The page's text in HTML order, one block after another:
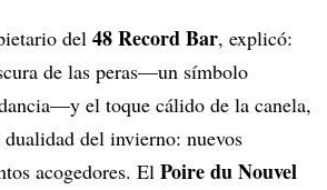
del 48 Record Bar, explicó:
de las peras—un símbolo
el toque cálido de la canela,
del invierno: nuevos
acogedores. El Poire du Nouvel